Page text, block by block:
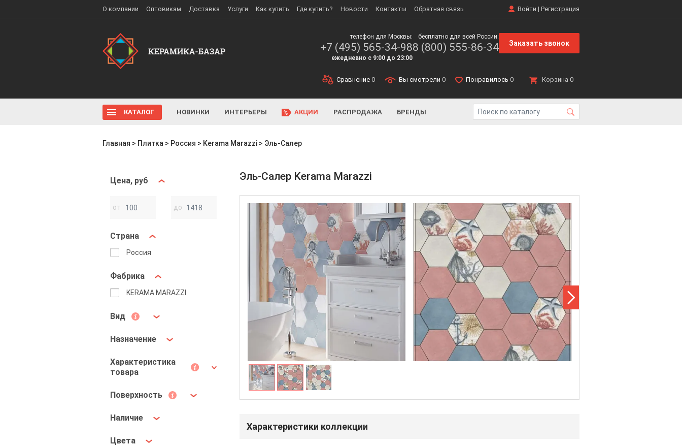
Войти | Регистрация
О компании Оптовикам Доставка Услуги Как купить Где купить? Новости Контакты Обратная связь
телефон для Москвы:
+7 (495) 565-34-98
ежедневно с 9:00 до 23:00
бесплатно для всей России:
8 (800) 555-86-34 Заказать звонок
Сравнение 0 Вы смотрели 0 Понравилось 0 Корзина 0
КАТАЛОГ НОВИНКИ ИНТЕРЬЕРЫ АКЦИИ РАСПРОДАЖА БРЕНДЫ
Главная > Плитка > Россия > Kerama Marazzi > Эль-Салер
Цена, руб
Страна
Россия
Фабрика
KERAMA MARAZZI
Вид
Назначение
Характеристика
товара
Поверхность
Наличие
Цвета
Эль-Салер Kerama Marazzi
Характеристики коллекции